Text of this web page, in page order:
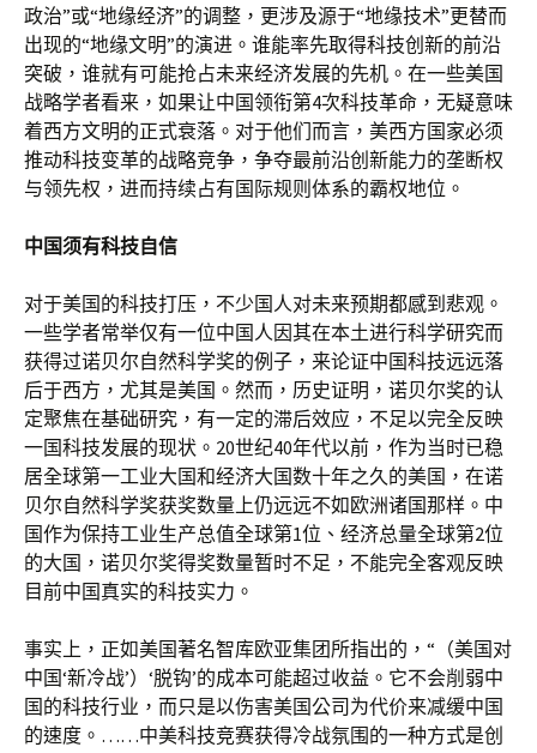
政治”或“地缘经济”的调整，更涉及源于“地缘技术”更替而
出现的“地缘文明”的演进。谁能率先取得科技创新的前沿
突破，谁就有可能抢占未来经济发展的先机。在一些美国
战略学者看来，如果让中国领衔第4次科技革命，无疑意味
着西方文明的正式衰落。对于他们而言，美西方国家必须
推动科技变革的战略竞争，争夺最前沿创新能力的垄断权
与领先权，进而持续占有国际规则体系的霸权地位。
中国须有科技自信
对于美国的科技打压，不少国人对未来预期都感到悲观。
一些学者常举仅有一位中国人因其在本土进行科学研究而
获得过诺贝尔自然科学奖的例子，来论证中国科技远远落
后于西方，尤其是美国。然而，历史证明，诺贝尔奖的认
定聚焦在基础研究，有一定的滞后效应，不足以完全反映
一国科技发展的现状。20世纪40年代以前，作为当时已稳
居全球第一工业大国和经济大国数十年之久的美国，在诺
贝尔自然科学奖获奖数量上仍远远不如欧洲诸国那样。中
国作为保持工业生产总值全球第1位、经济总量全球第2位
的大国，诺贝尔奖得奖数量暂时不足，不能完全客观反映
目前中国真实的科技实力。
事实上，正如美国著名智库欧亚集团所指出的，“（美国对
中国‘新冷战’）‘脱钩’的成本可能超过收益。它不会削弱中
国的科技行业，而只是以伤害美国公司为代价来减缓中国
的速度。……中美科技竞赛获得冷战氛围的一种方式是创